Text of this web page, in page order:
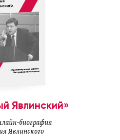
Явлинский»
биография
Явлинского